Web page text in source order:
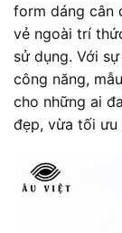
form dáng cân
vẻ ngoài trí
sử dụng. Với
công năng,
cho những ai
đẹp, vừa tối ưu